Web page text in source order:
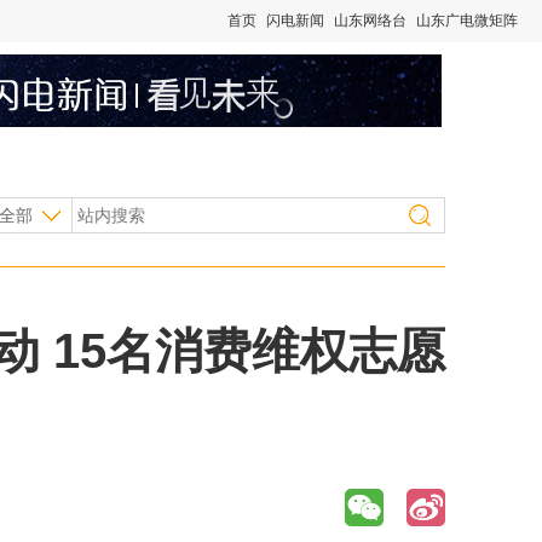
首页 闪电新闻 山东网络台 山东广电微矩阵
部
15名消费维权志愿